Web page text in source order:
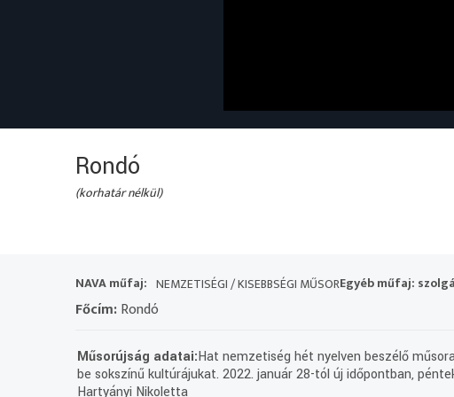
Rondó
(korhatár nélkül)
NAVA műfaj: NEMZETISÉGI / KISEBBSÉGI MŰSOREgyéb műfaj:
Főcím:Rondó
Műsorújság adatai:Hat nemzetiség hét nyelven beszélő
be sokszínű kultúrájukat. 2022. január 28-tól új időpontban,
Hartyányi Nikoletta